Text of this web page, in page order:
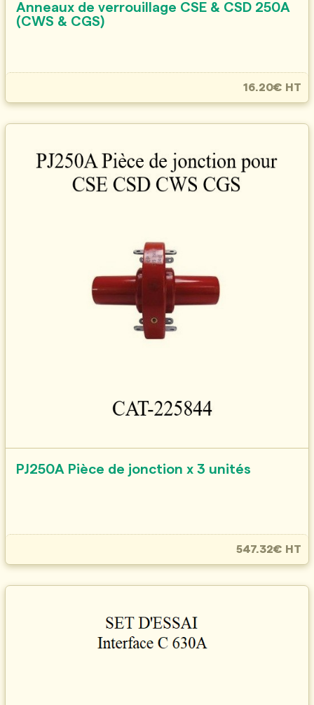
Anneaux de verrouillage CSE & CSD 250A
(CWS & CGS)
16.20€ HT
PJ250A Pièce de jonction x 3 unités
547.32€ HT